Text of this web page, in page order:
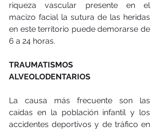
riqueza vascular presente en el
macizo facial la sutura de las heridas
en este territorio puede demorarse de
6 a 24 horas.
TRAUMATISMOS
ALVEOLODENTARIOS
La causa más frecuente son las
caídas en la población infantil y los
accidentes deportivos y de tráfico en